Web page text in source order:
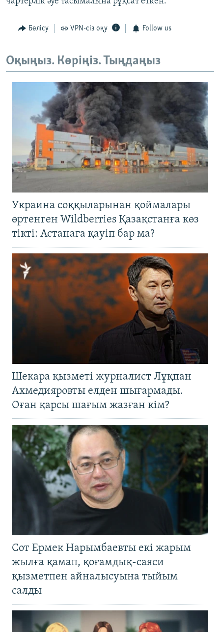
Бөлісу VPN-сіз оқу Follow us
Оқыңыз. Көріңіз. Тыңдаңыз
Украина соққыларынан қоймалары
өртенген Wildberries Қазақстанға көз
тікті: Астанаға қауіп бар ма?
Шекара қызметі журналист Лұқпан
Ахмедияровты елден шығармады.
Оған қарсы шағым жазған кім?
Сот Ермек Нарымбаевты екі жарым
жылға қамап, қоғамдық-саяси
қызметпен айналысуына тыйым
салды